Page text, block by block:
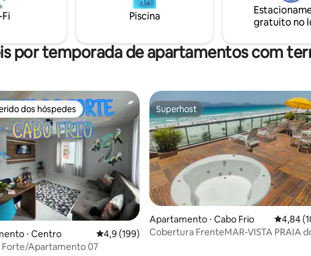
Piscina
gratuito no
por temporada de apartamentos com
média de 5, 4 avaliações
melhores preferidos dos hóspedes
dos hóspedes
⋅ Centro 4,9 de uma avaliação média de 5, 199 avaliações
4,9 (199)
Forte/Apartamento 07
Superhost
Superhost
Apartamento ⋅ Cabo Frio 4,84 de
4,84
Cobertura FrenteMAR-VISTA PRAIA